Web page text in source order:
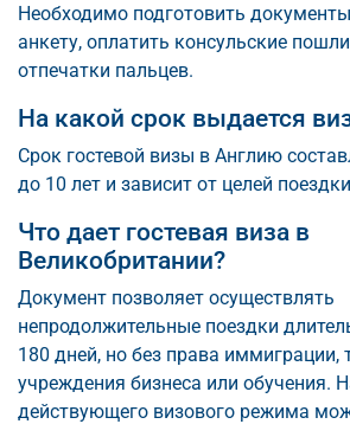
Необходимо подготовить
анкету, оплатить консульские
отпечатки пальцев.
На какой срок выдается
Срок гостевой визы в Англию
до 10 лет и зависит от целей
Что дает гостевая виза в
Великобритании?
Документ позволяет осуществлять
непродолжительные поездки
180 дней, но без права иммиграции,
учреждения бизнеса или обучения.
действующего визового режима